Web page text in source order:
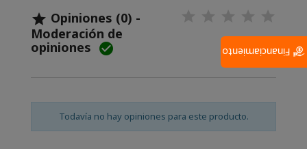
 Opiniones (0) -
Moderación de
opiniones 
Todavía no hay opiniones para este producto.
Financiamiento